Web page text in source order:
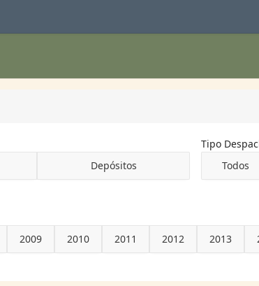
Depósitos
Tipo
Todos
2009 2010 2011 2012 2013